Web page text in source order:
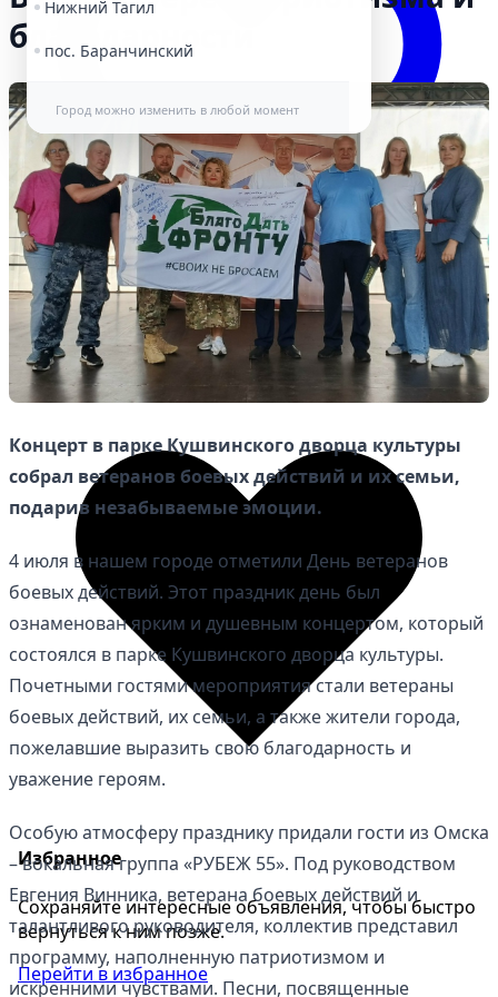
Нижний Тагил
пос. Баранчинский
Город можно изменить в любой момент
Избранное
Избранное
Сохраняйте интересные объявления, чтобы быстро
вернуться к ним позже.
Перейти в избранное
благодарности
Концерт в парке Кушвинского дворца культуры
собрал ветеранов боевых действий и их семьи,
подарив незабываемые эмоции.
4 июля в нашем городе отметили День ветеранов
боевых действий. Этот праздник день был
ознаменован ярким и душевным концертом, который
состоялся в парке Кушвинского дворца культуры.
Почетными гостями мероприятия стали ветераны
боевых действий, их семьи, а также жители города,
пожелавшие выразить свою благодарность и
уважение героям.
Особую атмосферу празднику придали гости из Омска
– вокальная группа «РУБЕЖ 55». Под руководством
Евгения Винника, ветерана боевых действий и
талантливого руководителя, коллектив представил
программу, наполненную патриотизмом и
искренними чувствами. Песни, посвященные